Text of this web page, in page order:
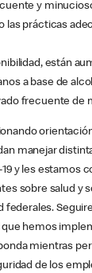
y
las prácticas
están
a base de
frecuente de
manejar
y les estamos
sobre salud y
federales.
hemos
mientras
de los